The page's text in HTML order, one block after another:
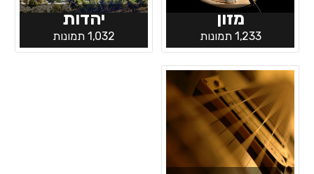
מזון
1,233 תמונות
יהדות
1,032 תמונות